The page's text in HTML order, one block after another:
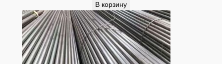
В корзину